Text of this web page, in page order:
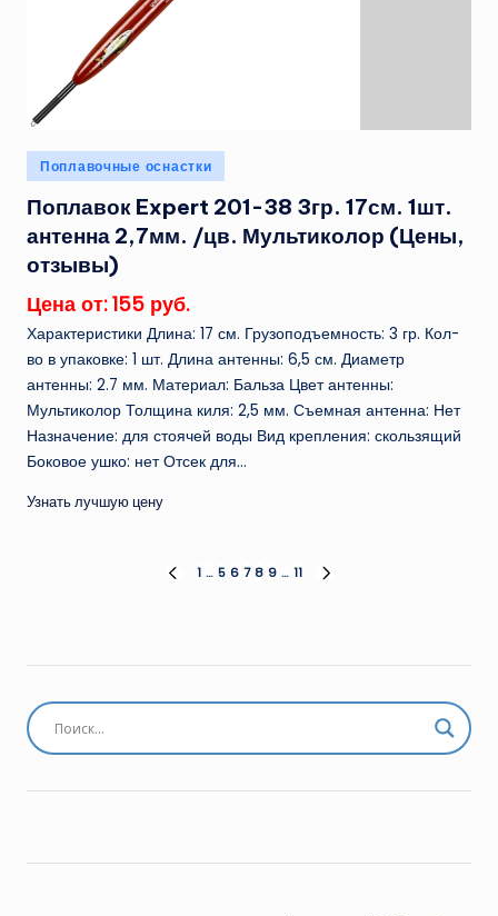
Опубликовано
в
Поплавочные оснастки
Поплавок Expert 201-38 3гр. 17см. 1шт.
антенна 2,7мм. /цв. Мультиколор (Цены,
отзывы)
Цена от: 155 руб.
Характеристики Длина: 17 см. Грузоподъемность: 3 гр. Кол-
во в упаковке: 1 шт. Длина антенны: 6,5 см. Диаметр
антенны: 2.7 мм. Материал: Бальза Цвет антенны:
Мультиколор Толщина киля: 2,5 мм. Съемная антенна: Нет
Назначение: для стоячей воды Вид крепления: скользящий
Боковое ушко: нет Отсек для...
Узнать лучшую цену
Пагинация
ПРЕД.
1 … 5 6 7 8 9 … 11